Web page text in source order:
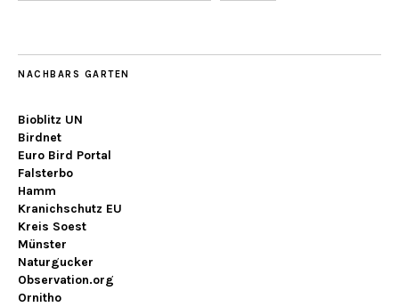
NACHBARS GARTEN
Bioblitz UN
Birdnet
Euro Bird Portal
Falsterbo
Hamm
Kranichschutz EU
Kreis Soest
Münster
Naturgucker
Observation.org
Ornitho